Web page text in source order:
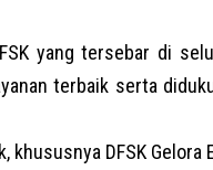
yang tersebar di
terbaik serta
DFSK Gelora